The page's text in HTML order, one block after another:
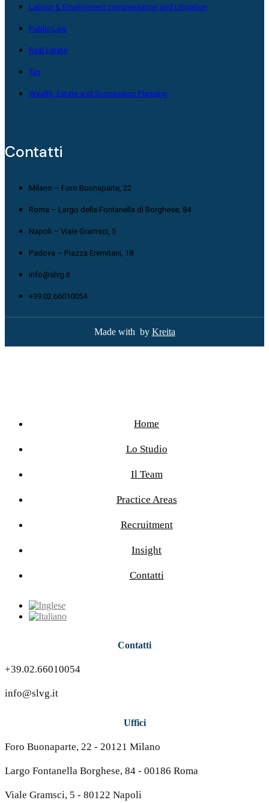
Labour & Employment compensation and Litigation
Public Law
Real Estate
Tax
Wealth, Estate and Succession Planning
Contatti
Milano – Foro Buonaparte, 22
Roma – Largo della Fontanella di Borghese, 84
Napoli – Viale Gramsci, 5
Padova – Piazza Eremitani, 18
info@slvg.it
+39.02.66010054
Made with by Kreita
Home
Lo Studio
Il Team
Practice Areas
Recruitment
Insight
Contatti
Contatti
+39.02.66010054
info@slvg.it
Uffici
Foro Buonaparte, 22 - 20121 Milano
Largo Fontanella Borghese, 84 - 00186 Roma
Viale Gramsci, 5 - 80122 Napoli